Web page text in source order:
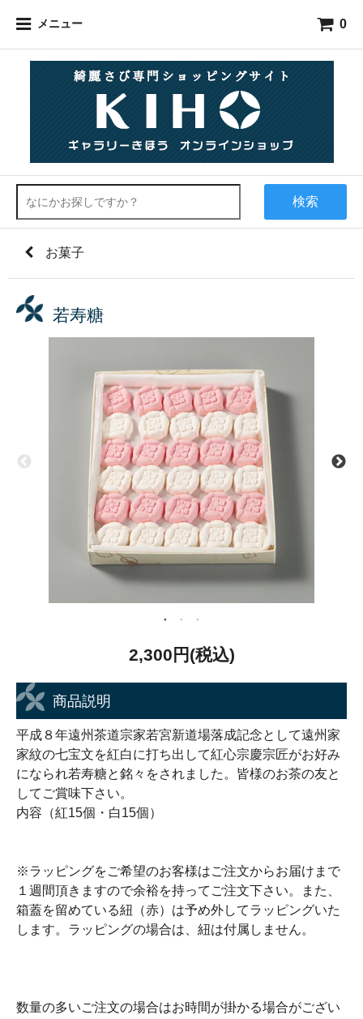
メニュー 0
検索
お菓子
若寿糖
2,300円(税込)
商品説明
平成８年遠州茶道宗家若宮新道場落成記念として遠州家
家紋の七宝文を紅白に打ち出して紅心宗慶宗匠がお好み
になられ若寿糖と銘々をされました。皆様のお茶の友と
してご賞味下さい。
内容（紅15個・白15個）
※ラッピングをご希望のお客様はご注文からお届けまで
１週間頂きますので余裕を持ってご注文下さい。また、
箱蓋を留めている紐（赤）は予め外してラッピングいた
します。ラッピングの場合は、紐は付属しません。
数量の多いご注文の場合はお時間が掛かる場合がござい